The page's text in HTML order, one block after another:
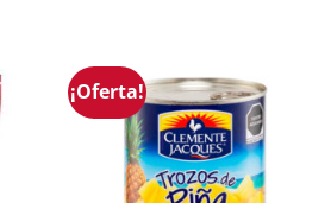
¡Oferta!